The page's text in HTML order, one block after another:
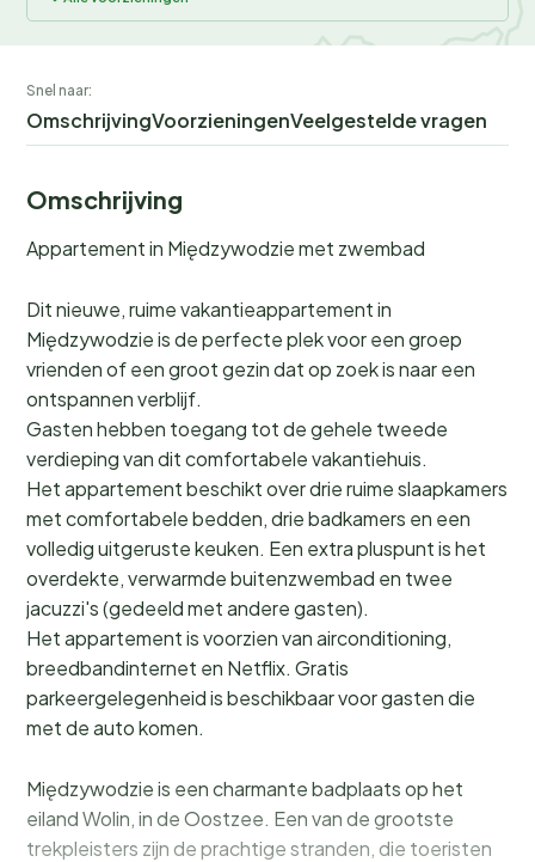
Snel naar:
OmschrijvingVoorzieningenVeelgestelde vragen
Omschrijving
Appartement in Międzywodzie met zwembad
Dit nieuwe, ruime vakantieappartement in
Międzywodzie is de perfecte plek voor een groep
vrienden of een groot gezin dat op zoek is naar een
ontspannen verblijf.
Gasten hebben toegang tot de gehele tweede
verdieping van dit comfortabele vakantiehuis.
Het appartement beschikt over drie ruime slaapkamers
met comfortabele bedden, drie badkamers en een
volledig uitgeruste keuken. Een extra pluspunt is het
overdekte, verwarmde buitenzwembad en twee
jacuzzi's (gedeeld met andere gasten).
Het appartement is voorzien van airconditioning,
breedbandinternet en Netflix. Gratis
parkeergelegenheid is beschikbaar voor gasten die
met de auto komen.
Międzywodzie is een charmante badplaats op het
eiland Wolin, in de Oostzee. Een van de grootste
trekpleisters zijn de prachtige stranden, die toeristen